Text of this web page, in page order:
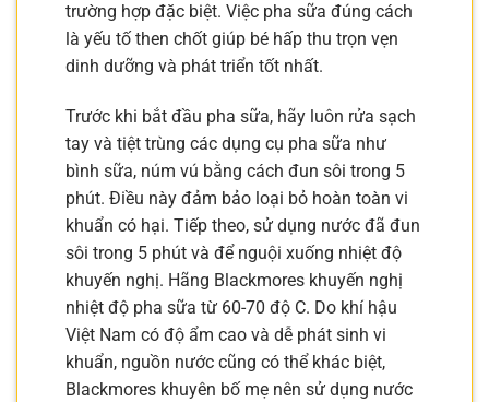
trường hợp đặc biệt. Việc pha sữa đúng cách
là yếu tố then chốt giúp bé hấp thu trọn vẹn
dinh dưỡng và phát triển tốt nhất.
Trước khi bắt đầu pha sữa, hãy luôn rửa sạch
tay và tiệt trùng các dụng cụ pha sữa như
bình sữa, núm vú bằng cách đun sôi trong 5
phút. Điều này đảm bảo loại bỏ hoàn toàn vi
khuẩn có hại. Tiếp theo, sử dụng nước đã đun
sôi trong 5 phút và để nguội xuống nhiệt độ
khuyến nghị. Hãng Blackmores khuyến nghị
nhiệt độ pha sữa từ 60-70 độ C. Do khí hậu
Việt Nam có độ ẩm cao và dễ phát sinh vi
khuẩn, nguồn nước cũng có thể khác biệt,
Blackmores khuyên bố mẹ nên sử dụng nước